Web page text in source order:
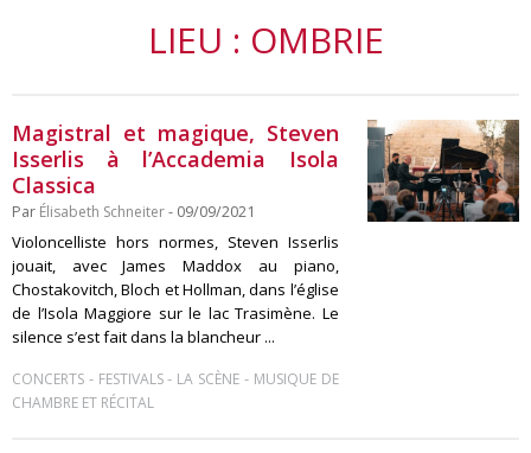
LIEU : OMBRIE
Magistral et magique, Steven
Isserlis à l’Accademia Isola
Classica
Par Élisabeth Schneiter- 09/09/2021
Violoncelliste hors normes, Steven Isserlis
jouait, avec James Maddox au piano,
Chostakovitch, Bloch et Hollman, dans l’église
de l’Isola Maggiore sur le lac Trasimène. Le
silence s’est fait dans la blancheur ...
CONCERTS - FESTIVALS- LA SCÈNE - MUSIQUE DE
CHAMBRE ET RÉCITAL